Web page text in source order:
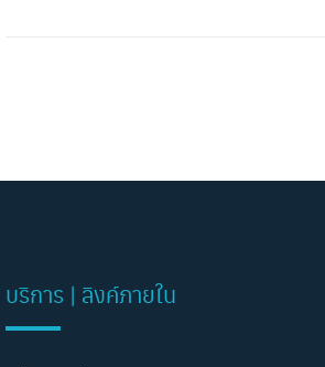
บริการ | ลิงค์ภายใน